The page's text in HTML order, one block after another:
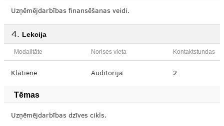
Uzņēmējdarbības finansēšanas veidi.
Lekcija
Modalitāte Norises vieta Kontaktstundas
Klātiene Auditorija 2
Tēmas
Uzņēmējdarbības dzīves cikls.